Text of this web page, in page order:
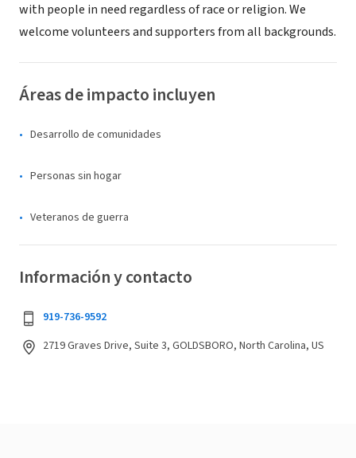
with people in need regardless of race or religion. We
welcome volunteers and supporters from all backgrounds.
Áreas de impacto incluyen
Desarrollo de comunidades
Personas sin hogar
Veteranos de guerra
Información y contacto
919-736-9592
2719 Graves Drive, Suite 3, GOLDSBORO, North Carolina, US